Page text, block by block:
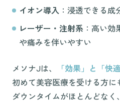
イオン導入 ：浸透できる成
レーザー・注射系 ：高い
や痛みを伴いやすい
メソナJは、 「効果」と「快
初めて美容医療を受ける方に
ダウンタイムがほとんどなく、